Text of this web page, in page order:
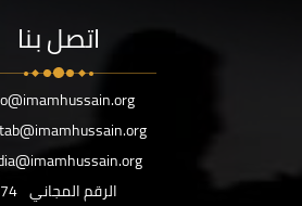
اتصل بنا
الرقم المجاني